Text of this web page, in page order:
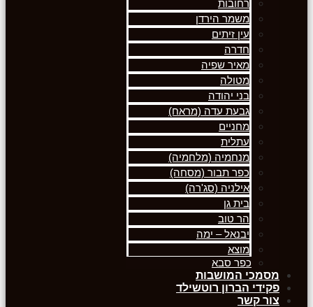
רחובות
משמר הירדן
עין זיתים
חדרה
מאיר שפיה
מטולה
בני יהודה
גבעת עדה (מראח)
מחניים
עתלית
מנחמיה (מלחמיה)
כפר תבור (מסחה)
אילניה (סג'רה)
בית גן
הר טוב
יבנאל – ימה
מוצא
כפר סבא
מסמכי המושבות
פקידי הברון רוטשילד
צור קשר